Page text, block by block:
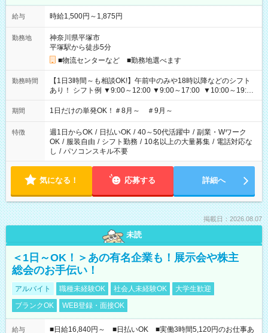
給与 時給1,500円～1,875円
勤務地
神奈川県平塚市
平塚駅から徒歩5分
■物流センターなど ■勤務地選べます
勤務時間
【1日3時間～も相談OK!】午前中のみや18時以降などのシフト
あり！ シフト例 ▼9:00～12:00 ▼9:00～17:00 ▼10:00～19:00
▼18:00～21:00
期間 1日だけの単発OK！＃8月～ ＃9月～
特徴 週1日からOK / 日払いOK / 40～50代活躍中 / 副業・Wワーク
OK / 服装自由 / シフト勤務 / 10名以上の大量募集 / 電話対応な
し / パソコンスキル不要
気になる！ 応募する 詳細へ
掲載日：2026.08.07
未読
＜1日～OK！＞あの有名企業も！展示会や株主
総会のお手伝い！
アルバイト 職種未経験OK 社会人未経験OK
大学生歓迎
ブランクOK
WEB登録・面接OK
給与 ■日給16,840円～ ■日払いOK ■実働3時間5,120円のお仕事あ